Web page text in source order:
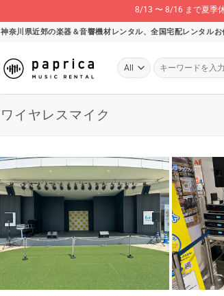
8/13 〜 8/16 まで夏季
神奈川県近郊の楽器＆音響機材レンタル、全国宅配レンタルお
検
索
ワイヤレスマイク